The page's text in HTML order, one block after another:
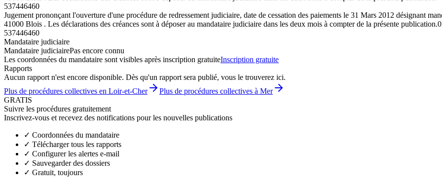
537446460
Jugement prononçant l'ouverture d'une procédure de redressement judiciaire, date de cessation des paiements le 31 Mars 2012 désignant
41000 Blois . Les déclarations des créances sont à déposer au mandataire judiciaire dans les deux mois à compter de la présente publication.
537446460
Mandataire judiciaire
Mandataire judiciairePas encore connu
Les coordonnées du mandataire sont visibles après inscription gratuiteInscription gratuite
Rapports
Aucun rapport n'est encore disponible. Dès qu'un rapport sera publié, vous le trouverez ici.
Plus de procédures collectives en Loir-et-Cher
Plus de procédures collectives à Mer
GRATIS
Suivre les procédures gratuitement
Inscrivez-vous et recevez des notifications pour les nouvelles publications
✓ Coordonnées du mandataire
✓ Télécharger tous les rapports
✓ Configurer les alertes e-mail
✓ Sauvegarder des dossiers
✓ Gratuit, toujours